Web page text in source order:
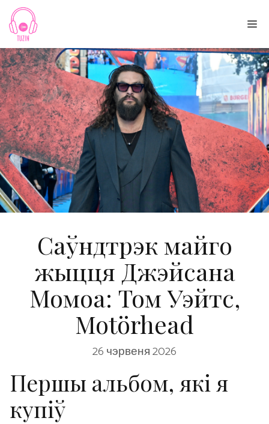
Skip
content
Саўндтрэк майго
жыцця Джэйсана
Момоа: Том Уэйтс,
Motörhead
26 чэрвеня 2026
Першы альбом, які я
купіў